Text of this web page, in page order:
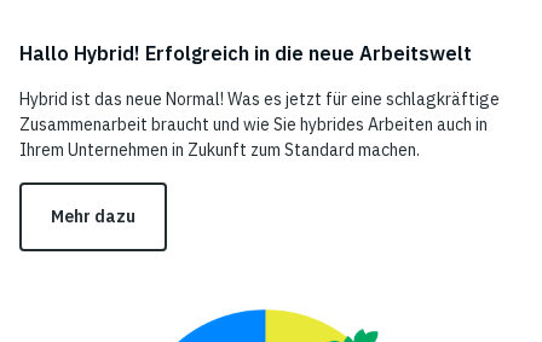
Hallo Hybrid! Erfolgreich in die neue Arbeitswelt
Hybrid ist das neue Normal! Was es jetzt für eine schlagkräftige
Zusammenarbeit braucht und wie Sie hybrides Arbeiten auch in
Ihrem Unternehmen in Zukunft zum Standard machen.
Mehr dazu